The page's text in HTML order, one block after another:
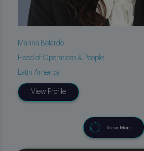
Marina Belardo
Head of Operations & People
Latin America
View Profile
View More